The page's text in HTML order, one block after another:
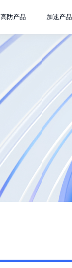
高防产品 加速产品